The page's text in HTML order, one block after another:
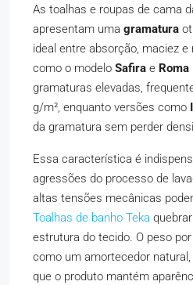
As toalhas e roupas de cama
apresentam uma gramatura
ideal entre absorção, maciez
como o modelo Safira e Roma
gramaturas elevadas,
g/m², enquanto versões como
da gramatura sem perder
Essa característica é
agressões do processo de
altas tensões mecânicas
Toalhas de banho Teka
estrutura do tecido. O peso
como um amortecedor
que o produto mantém